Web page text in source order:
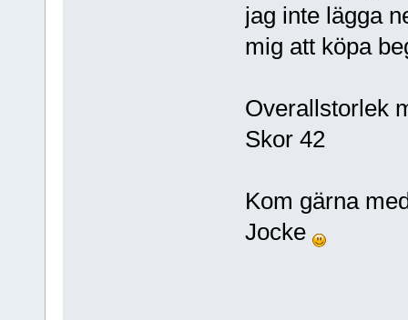
jag inte lägga
mig att köpa
Overallstorlek
Skor 42
Kom gärna
Jocke